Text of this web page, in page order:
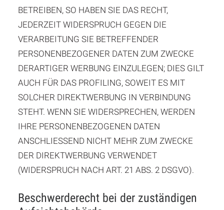
BETREIBEN, SO HABEN SIE DAS RECHT,
JEDERZEIT WIDERSPRUCH GEGEN DIE
VERARBEITUNG SIE BETREFFENDER
PERSONENBEZOGENER DATEN ZUM ZWECKE
DERARTIGER WERBUNG EINZULEGEN; DIES GILT
AUCH FÜR DAS PROFILING, SOWEIT ES MIT
SOLCHER DIREKTWERBUNG IN VERBINDUNG
STEHT. WENN SIE WIDERSPRECHEN, WERDEN
IHRE PERSONENBEZOGENEN DATEN
ANSCHLIESSEND NICHT MEHR ZUM ZWECKE
DER DIREKTWERBUNG VERWENDET
(WIDERSPRUCH NACH ART. 21 ABS. 2 DSGVO).
Beschwerde­recht bei der zuständigen